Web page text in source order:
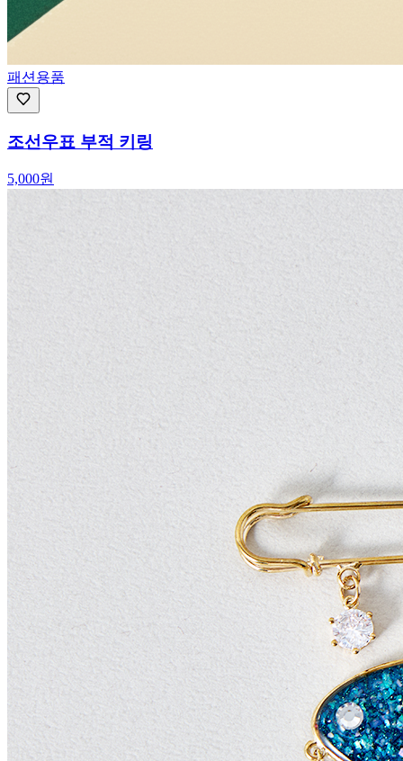
패션용품
조선우표 부적 키링
5,000원